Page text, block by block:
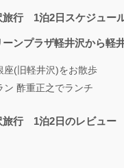
旅行 1泊2日スケジュー
ンプラザ軽井沢から軽
座(旧軽井沢)をお散歩
ン 酢重正之でランチ
旅行 1泊2日のレビュー